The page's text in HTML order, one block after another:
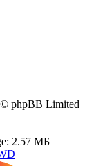
phpBB Limited
2.57 МБ